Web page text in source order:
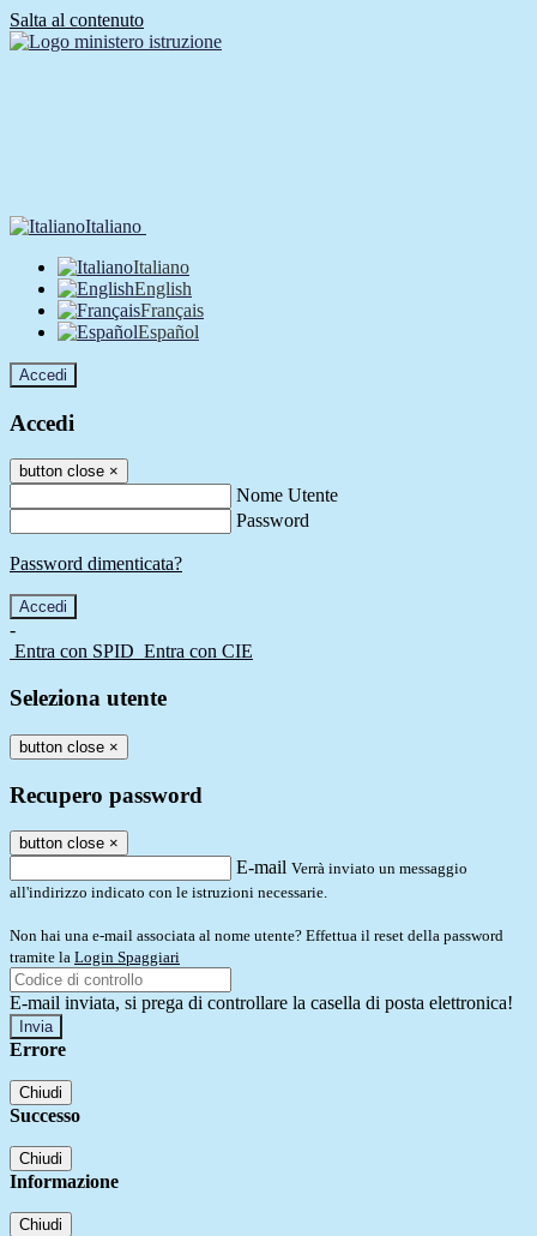
Salta al contenuto
Italiano
Italiano
English
Français
Español
Accedi
Accedi
button close ×
Nome Utente
Password
Password dimenticata?
-
Entra con SPID Entra con CIE
Seleziona utente
button close ×
Recupero password
button close ×
E-mail Verrà inviato un messaggio
all'indirizzo indicato con le istruzioni necessarie.
Non hai una e-mail associata al nome utente? Effettua il reset della password
tramite la Login Spaggiari
E-mail inviata, si prega di controllare la casella di posta elettronica!
Errore
Chiudi
Successo
Chiudi
Informazione
Chiudi